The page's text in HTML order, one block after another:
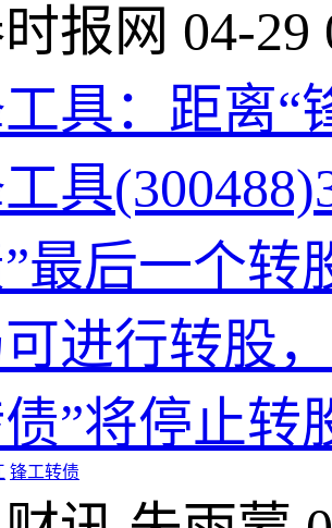
报网 04-29
具：距离“
具
最后一个转
进行转股
”将停止转
锋工转债